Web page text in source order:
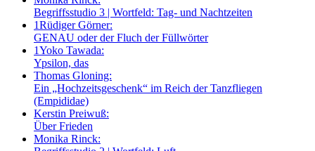
Begriffsstudio 3 | Wortfeld: Tag- und Nachtzeiten
1Rüdiger Görner:
GENAU oder der Fluch der Füllwörter
1Yoko Tawada:
Ypsilon, das
Thomas Gloning:
Ein „Hochzeitsgeschenk“ im Reich der Tanzfliegen
(Empididae)
Kerstin Preiwuß:
Über Frieden
Monika Rinck: